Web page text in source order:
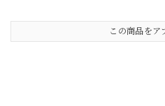
この商品をア